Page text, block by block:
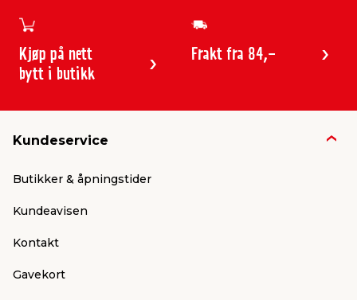
Kjøp på nett
bytt i butikk
Frakt fra 84,-
Kundeservice
Butikker & åpningstider
Kundeavisen
Kontakt
Gavekort